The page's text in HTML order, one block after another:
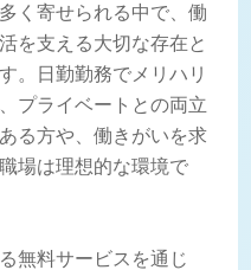
く寄せられる中で、働
を支える大切な存在と
。日勤勤務でメリハリ
プライベートとの両立
る方や、働きがいを求
場は理想的な環境で
無料サービスを通じ